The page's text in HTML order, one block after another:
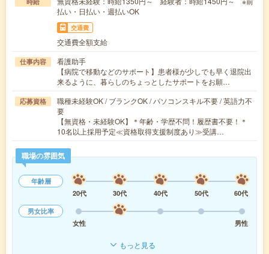
払い・日払い・週払いOK
交通費
交通費全額支給
仕事内容
看護助手
【病院で移動などのサポート】患者様が少しでも早く退院出
来るように、暮らしのちょっとしたサポートをお願…
応募資格
職種未経験OK / ブランクOK / パソコンスキル不要 / 英語力不
要
【無資格・未経験OK】＊年齢・学歴不問！履歴書不要！＊
10名以上採用予定≪資格取得支援制度あり≫受講…
職場の雰囲気
年齢層
20代
30代 40代 50代
60代
男女比率
女性
男性
もっと見る